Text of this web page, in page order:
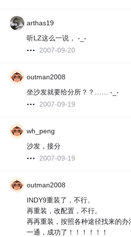
arthas19
听LZ这么一说， -_-
2007-09-20
outman2008
坐沙发就要给分所？？…… -_-
2007-09-19
wh_peng
沙发，接分
2007-09-19
outman2008
INDY9重装了，不行。
再重装，改配置，不行。
再再重装，按照各种途径找来的办
一通，成功了！！！！！！